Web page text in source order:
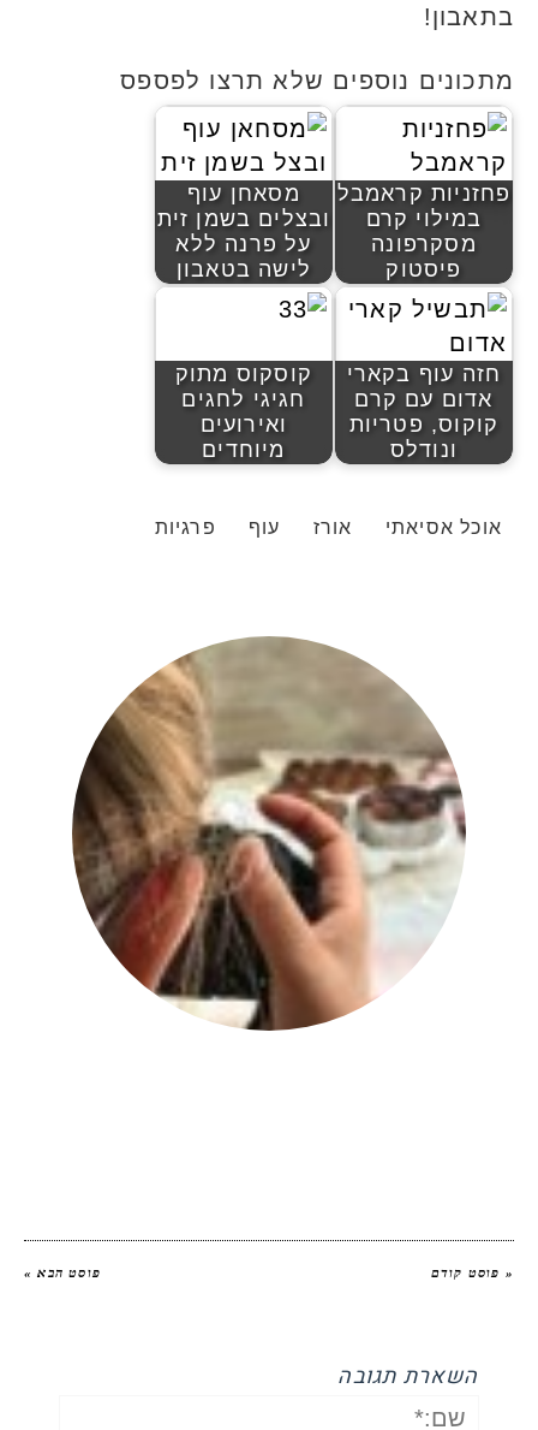
בתאבון!
מתכונים נוספים שלא תרצו לפספס
פחזניות קראמבל
במילוי קרם
מסקרפונה
פיסטוק
מסאחן עוף
ובצלים בשמן זית
על פרנה ללא
לישה בטאבון
חזה עוף בקארי
אדום עם קרם
קוקוס, פטריות
ונודלס
קוסקוס מתוק
חגיגי לחגים
ואירועים
מיוחדים
אוכל אסיאתי אורז עוף פרגיות
« פוסט קודם פוסט הבא »
השארת תגובה
שם:*